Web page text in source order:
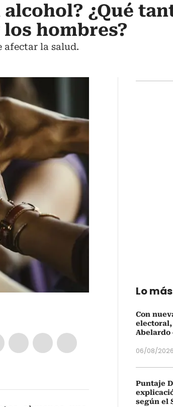
¿Qué
hombres?
afectar la salud.
Lo
Con
electoral,
Abelardo
06/08/2026
Puntaje
según el